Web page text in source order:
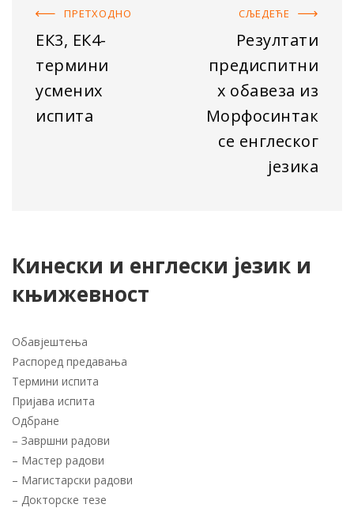
ПРЕТХОДНO
ЕК3, ЕК4-
термини
усмених
испита
СЉЕДЕЋE
Резултати
предиспитни
х обавеза из
Морфосинтак
се енглеског
језика
Кинески и енглески језик и
књижевност
Обавјештења
Распоред предавања
Термини испита
Пријава испита
Одбране
– Завршни радови
– Мастер радови
– Магистарски радови
– Докторске тезе